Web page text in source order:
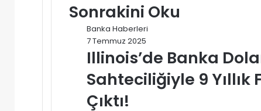
Sonrakini Oku
Banka Haberleri
7 Temmuz 2025
Illinois’de Banka
Sahteciliğiyle 9
Çıktı!